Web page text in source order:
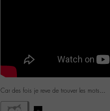
Car des fois je reve de trouver les mots…